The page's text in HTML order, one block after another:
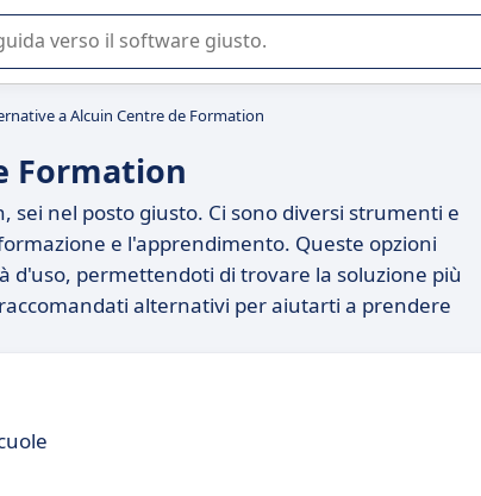
di un software SaaS per la vostra azienda.
a Alcuin Centre de Formation
Formation
sei nel posto giusto. Ci sono diversi strumenti e
e l'apprendimento. Queste opzioni
d'uso, permettendoti di trovare la soluzione più
alternativi per aiutarti a prendere